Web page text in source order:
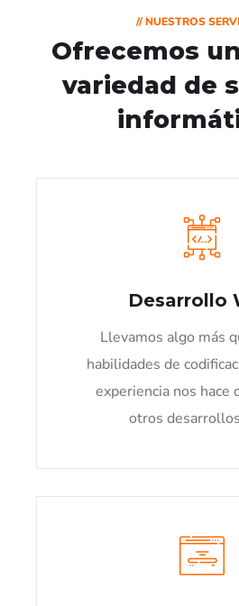
// NUESTROS
Ofrecemos
variedad de
Desarrollo
Llevamos algo más
habilidades de
experiencia nos hace
otros